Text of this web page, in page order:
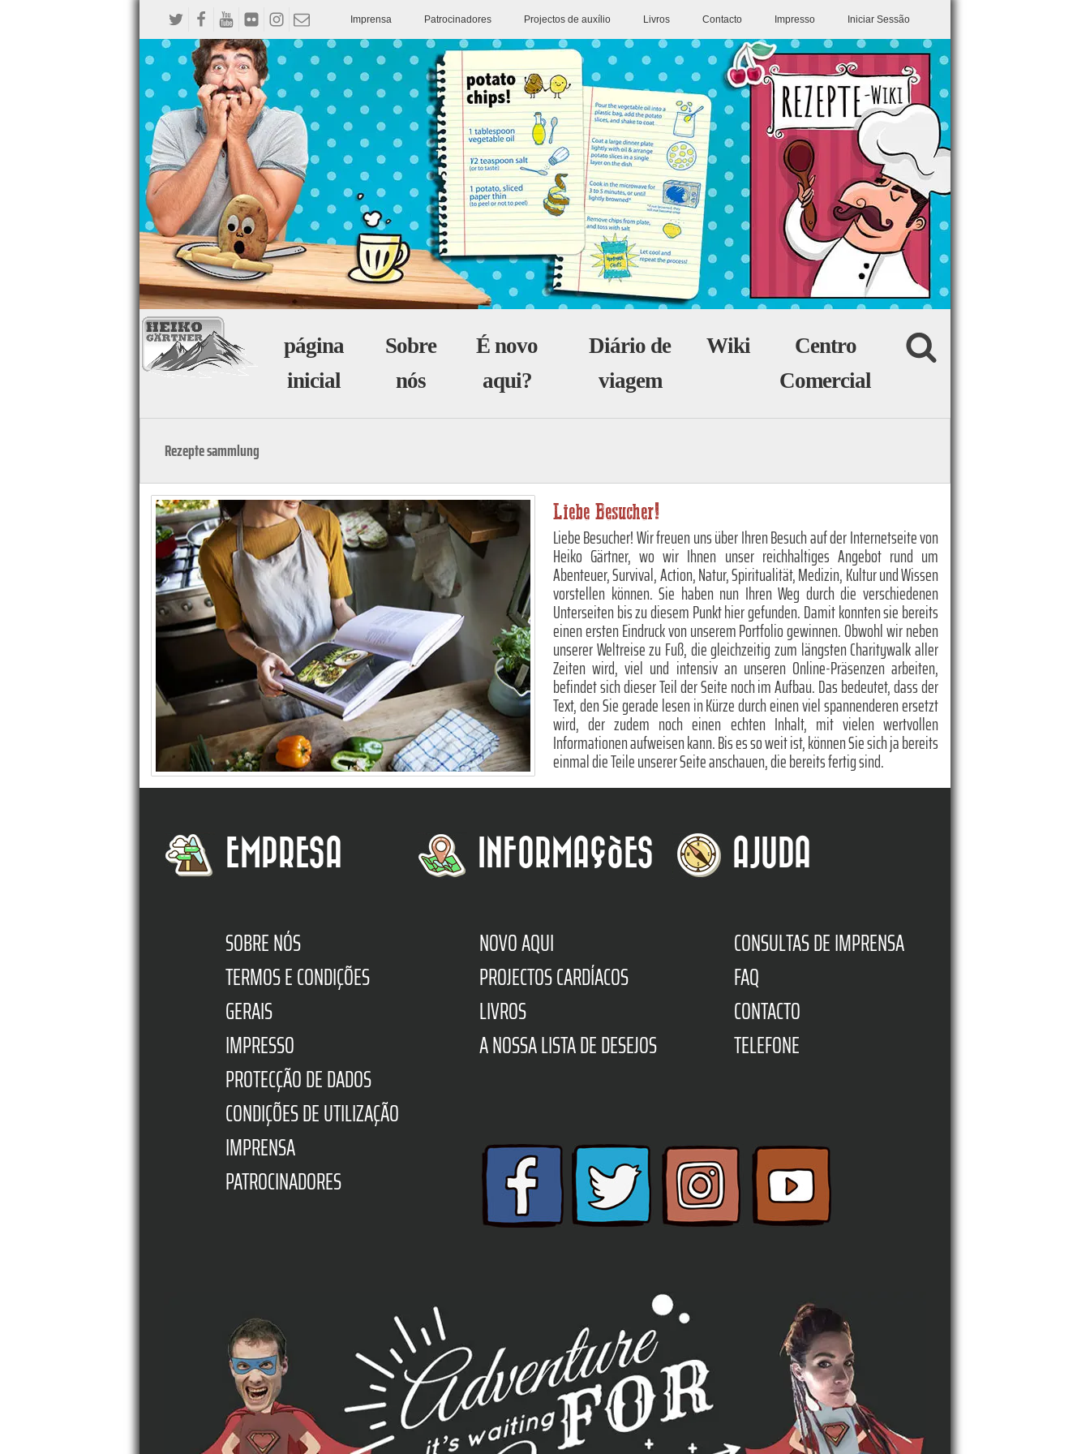
Imprensa Patrocinadores Projectos de auxílio Livros Contacto Impresso Iniciar Sessão
página
inicial
Sobre
nós
É novo
aqui?
Diário de
viagem
Wiki
Centro
Comercial
Rezepte sammlung
Liebe Besucher!
Liebe Besucher! Wir freuen uns über Ihren Besuch auf der Internetseite von
Heiko Gärtner, wo wir Ihnen unser reichhaltiges Angebot rund um
Abenteuer, Survival, Action, Natur, Spiritualität, Medizin, Kultur und Wissen
vorstellen können. Sie haben nun Ihren Weg durch die verschiedenen
Unterseiten bis zu diesem Punkt hier gefunden. Damit konnten sie bereits
einen ersten Eindruck von unserem Portfolio gewinnen. Obwohl wir neben
unserer Weltreise zu Fuß, die gleichzeitig zum längsten Charitywalk aller
Zeiten wird, viel und intensiv an unseren Online-Präsenzen arbeiten,
befindet sich dieser Teil der Seite noch im Aufbau. Das bedeutet, dass der
Text, den Sie gerade lesen in Kürze durch einen viel spannenderen ersetzt
wird, der zudem noch einen echten Inhalt, mit vielen wertvollen
Informationen aufweisen kann. Bis es so weit ist, können Sie sich ja bereits
einmal die Teile unserer Seite anschauen, die bereits fertig sind.
EMPRESA
SOBRE NÓS
TERMOS E CONDIÇÕES
GERAIS
IMPRESSO
PROTECÇÃO DE DADOS
CONDIÇÕES DE UTILIZAÇÃO
IMPRENSA
PATROCINADORES
INFORMAÇÕES
NOVO AQUI
PROJECTOS CARDÍACOS
LIVROS
A NOSSA LISTA DE DESEJOS
AJUDA
CONSULTAS DE IMPRENSA
FAQ
CONTACTO
TELEFONE